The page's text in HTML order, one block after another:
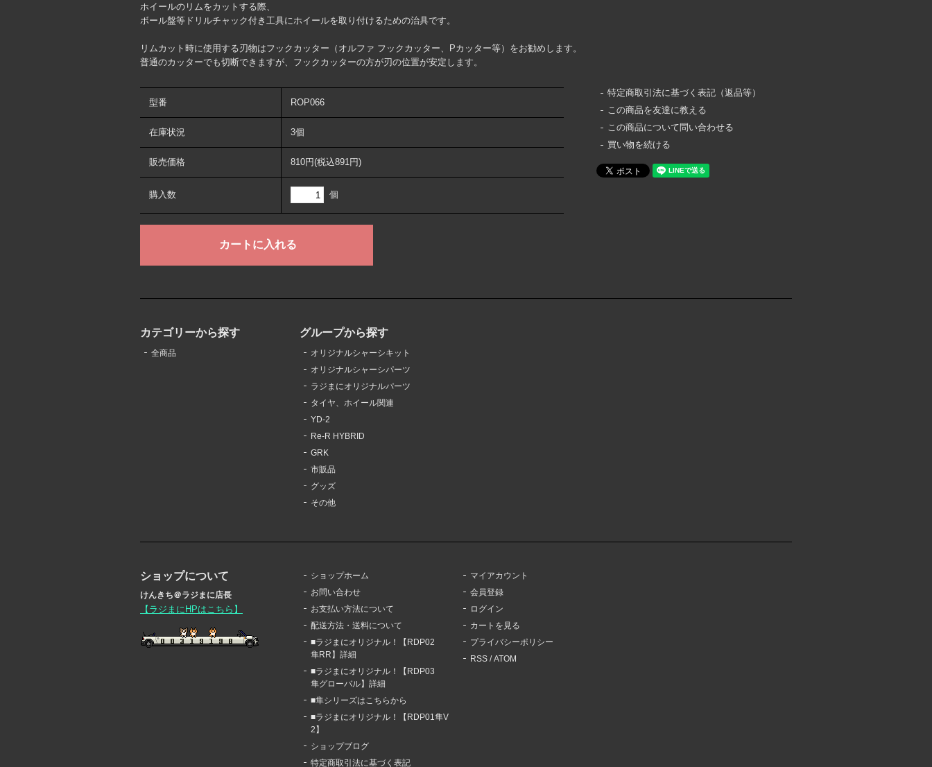
ホイールのリムをカットする際、
ボール盤等ドリルチャック付き工具にホイールを取り付けるための治具です。
リムカット時に使用する刃物はフックカッター（オルファ フックカッター、Pカッター等）をお勧めします。
普通のカッターでも切断できますが、フックカッターの方が刃の位置が安定します。
型番 ROP066
在庫状況 3個
販売価格 810円(税込891円)
購入数 個
特定商取引法に基づく表記（返品等）
この商品を友達に教える
この商品について問い合わせる
買い物を続ける
カテゴリーから探す
全商品
グループから探す
オリジナルシャーシキット
オリジナルシャーシパーツ
ラジまにオリジナルパーツ
タイヤ、ホイール関連
YD-2
Re-R HYBRID
GRK
市販品
グッズ
その他
ショップについて
けんきち＠ラジまに店長
【ラジまにHPはこちら】
ショップホーム
お問い合わせ
お支払い方法について
配送方法・送料について
■ラジまにオリジナル！【RDP02
隼RR】詳細
■ラジまにオリジナル！【RDP03
隼グローバル】詳細
■隼シリーズはこちらから
■ラジまにオリジナル！【RDP01隼V
2】
ショップブログ
特定商取引法に基づく表記
マイアカウント
会員登録
ログイン
カートを見る
プライバシーポリシー
RSS /ATOM